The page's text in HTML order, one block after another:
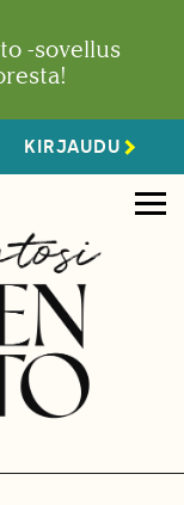
-sovellus
KIRJAUDU